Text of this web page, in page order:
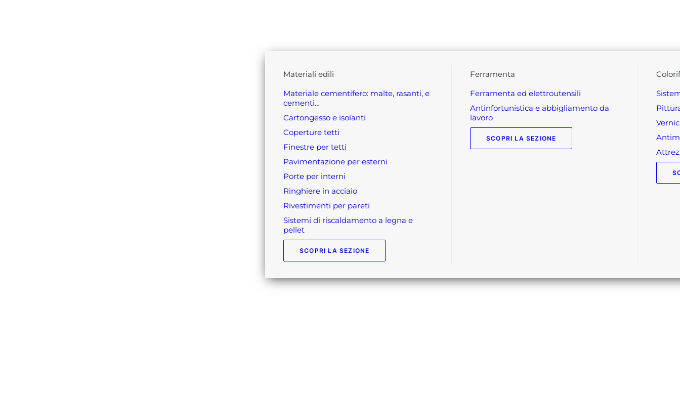
materiali edili
materiale cementifero: malte, rasanti, e
cementi…
cartongesso e isolanti
coperture tetti
finestre per tetti
pavimentazione per esterni
porte per interni
ringhiere in acciaio
rivestimenti per pareti
sistemi di riscaldamento a legna e
pellet
SCOPRI LA SEZIONE
ferramenta
ferramenta ed elettroutensili
antinfortunistica e abbigliamento da
lavoro
SCOPRI LA SEZIONE